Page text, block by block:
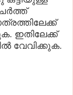
ഇതിലേക്ക്
വേവിക്കുക.